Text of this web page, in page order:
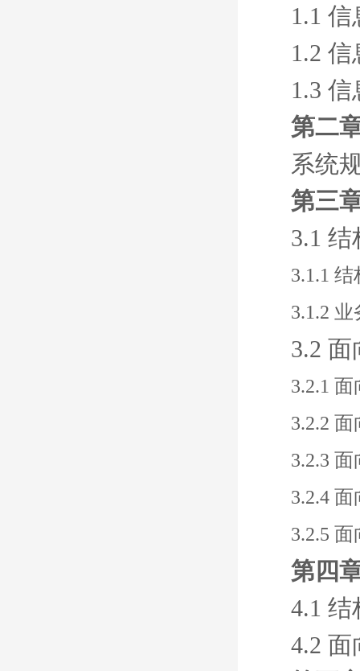
1.1 信
1.2
1.3
第二
系统
第三
3.1
3.1.1
3.1.2
3.2
3.2.1
3.2.2
3.2.3
3.2.4
3.2.5
第四
4.1 结
4.2